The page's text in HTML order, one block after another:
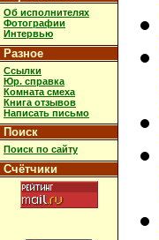
Об исполнителях
Фотографии
Интервью
Разное
Ссылки
Юр. справка
Комната смеха
Книга отзывов
Написать письмо
Поиск
Поиск по сайту
Счётчики